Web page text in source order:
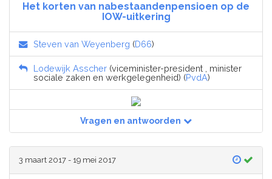
Het korten van nabestaandenpensioen op de
IOW-uitkering
Steven van Weyenberg (D66)
Lodewijk Asscher (viceminister-president , minister
sociale zaken en werkgelegenheid) (PvdA)
Vragen en antwoorden
3 maart 2017 - 19 mei 2017